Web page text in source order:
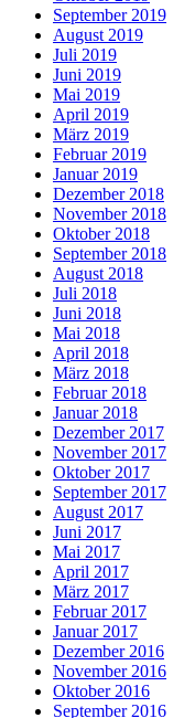
September 2019
August 2019
Juli 2019
Juni 2019
Mai 2019
April 2019
März 2019
Februar 2019
Januar 2019
Dezember 2018
November 2018
Oktober 2018
September 2018
August 2018
Juli 2018
Juni 2018
Mai 2018
April 2018
März 2018
Februar 2018
Januar 2018
Dezember 2017
November 2017
Oktober 2017
September 2017
August 2017
Juni 2017
Mai 2017
April 2017
März 2017
Februar 2017
Januar 2017
Dezember 2016
November 2016
Oktober 2016
September 2016